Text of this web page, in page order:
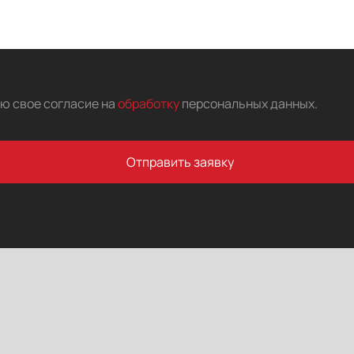
свое согласие наобработку персональных данных.
Отправить заявку